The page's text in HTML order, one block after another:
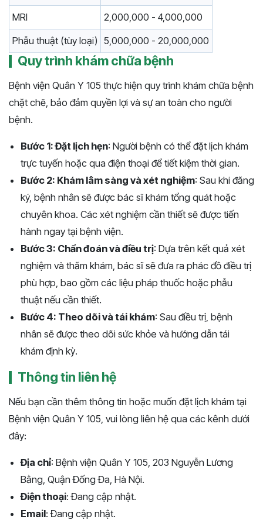
MRI
2,000,000 - 4,000,000
Phẫu thuật (tùy loại) 5,000,000 - 20,000,000
Quy trình khám chữa bệnh
Bệnh viện Quân Y 105 thực hiện quy trình khám chữa bệnh
chặt chẽ, bảo đảm quyền lợi và sự an toàn cho người
bệnh.
Bước 1: Đặt lịch hẹn: Người bệnh có thể đặt lịch khám
trực tuyến hoặc qua điện thoại để tiết kiệm thời gian.
Bước 2: Khám lâm sàng và xét nghiệm: Sau khi đăng
ký, bệnh nhân sẽ được bác sĩ khám tổng quát hoặc
chuyên khoa. Các xét nghiệm cần thiết sẽ được tiến
hành ngay tại bệnh viện.
Bước 3: Chẩn đoán và điều trị: Dựa trên kết quả xét
nghiệm và thăm khám, bác sĩ sẽ đưa ra phác đồ điều trị
phù hợp, bao gồm các liệu pháp thuốc hoặc phẫu
thuật nếu cần thiết.
Bước 4: Theo dõi và tái khám: Sau điều trị, bệnh
nhân sẽ được theo dõi sức khỏe và hướng dẫn tái
khám định kỳ.
Thông tin liên hệ
Nếu bạn cần thêm thông tin hoặc muốn đặt lịch khám tại
Bệnh viện Quân Y 105, vui lòng liên hệ qua các kênh dưới
đây:
Địa chỉ: Bệnh viện Quân Y 105, 203 Nguyễn Lương
Bằng, Quận Đống Đa, Hà Nội.
Điện thoại: Đang cập nhật.
Email: Đang cập nhật.